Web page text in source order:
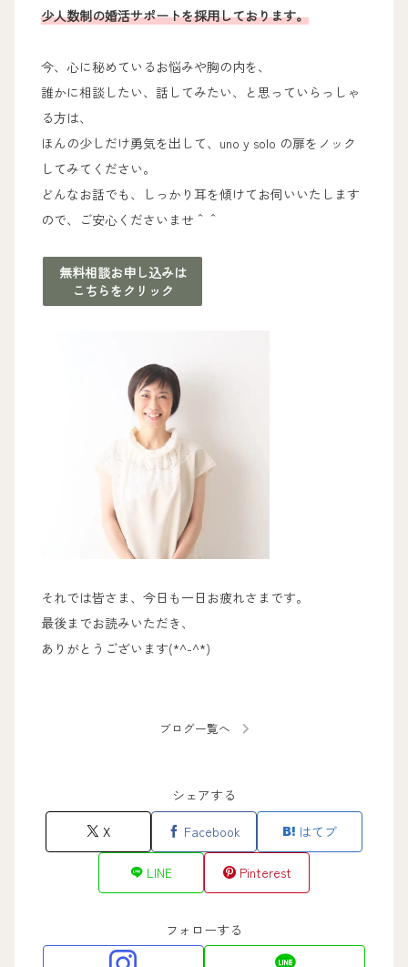
少人数制の婚活サポートを採用しております。
今、心に秘めているお悩みや胸の内を、
誰かに相談したい、話してみたい、と思っていらっしゃ
る方は、
ほんの少しだけ勇気を出して、uno y solo の扉をノック
してみてください。
どんなお話でも、しっかり耳を傾けてお伺いいたします
ので、ご安心くださいませ＾＾
無料相談お申し込みは
こちらをクリック
それでは皆さま、今日も一日お疲れさまです。
最後までお読みいただき、
ありがとうございます(*^-^*)
ブログ一覧へ
シェアする
X
Facebook はてブ
LINE Pinterest
フォローする